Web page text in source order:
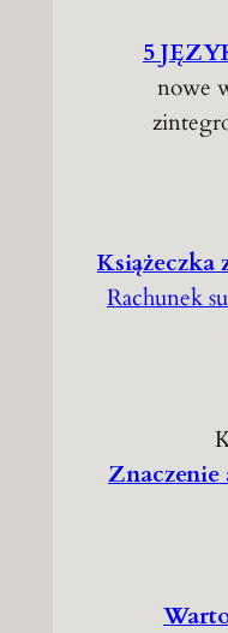
5
nowe
Książeczka
Rachunek
Znaczenie